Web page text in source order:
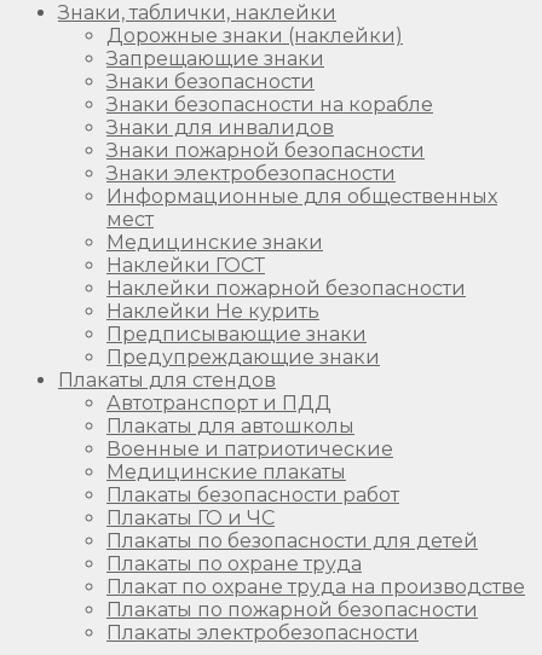
Знаки, таблички, наклейки
Дорожные знаки (наклейки)
Запрещающие знаки
Знаки безопасности
Знаки безопасности на корабле
Знаки для инвалидов
Знаки пожарной безопасности
Знаки электробезопасности
Информационные для общественных
мест
Медицинские знаки
Наклейки ГОСТ
Наклейки пожарной безопасности
Наклейки Не курить
Предписывающие знаки
Предупреждающие знаки
Плакаты для стендов
Автотранспорт и ПДД
Плакаты для автошколы
Военные и патриотические
Медицинские плакаты
Плакаты безопасности работ
Плакаты ГО и ЧС
Плакаты по безопасности для детей
Плакаты по охране труда
Плакат по охране труда на производстве
Плакаты по пожарной безопасности
Плакаты электробезопасности